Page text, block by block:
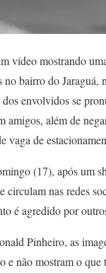
vídeo mostrando
no bairro do
dos envolvidos se
amigos, além de
vaga de
(17), após um
circulam nas redes
é agredido por
Pinheiro, as
e não mostram o que